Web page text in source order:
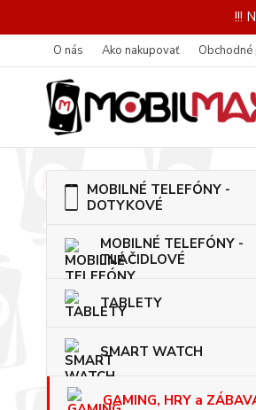
!!!
O nás Ako nakupovať
MOBILNÉ TELEFÓNY -
DOTYKOVÉ
MOBILNÉ TELEFÓNY -
TLAČIDLOVÉ
TABLETY
SMART WATCH
GAMING, HRY a